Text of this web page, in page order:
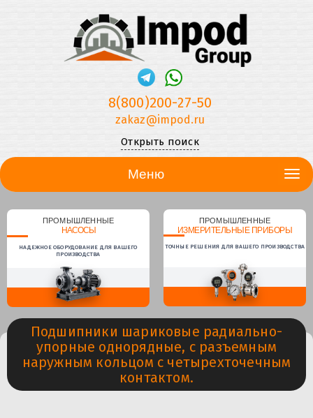
8(800)200-27-50
zakaz@impod.ru
Открыть поиск
Меню
ПРОМЫШЛЕННЫЕ
НАСОСЫ
НАДЕЖНОЕ ОБОРУДОВАНИЕ ДЛЯ ВАШЕГО
ПРОИЗВОДСТВА
ПРОМЫШЛЕННЫЕ
ИЗМЕРИТЕЛЬНЫЕ ПРИБОРЫ
ТОЧНЫЕ РЕШЕНИЯ ДЛЯ ВАШЕГО ПРОИЗВОДСТВА
Подшипники шариковые радиально-
упорные однорядные, с разъемным
наружным кольцом с четырехточечным
контактом.